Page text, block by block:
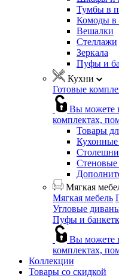
Тумбы в
Комоды
Вешалки
Стеллажи
Зеркала
Пуфы и
Кухни
Готовые
Вы можете
комплектах,
Товары
Стеновые
Мягкая
Мягкая мебель
Угловые
Пуфы и
Вы можете
комплектах,
Коллекции
Товары со скидкой